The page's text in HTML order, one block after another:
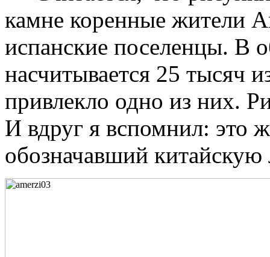
камне коренные жители
испанские поселенцы. В
насчитывается 25 тысяч
привлекло одно из них.
И вдруг я вспомнил: это
обозначавший китайскую